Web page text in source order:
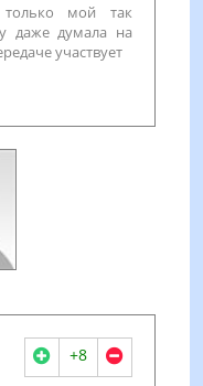
только мой так
даже думала на
участвует
+8